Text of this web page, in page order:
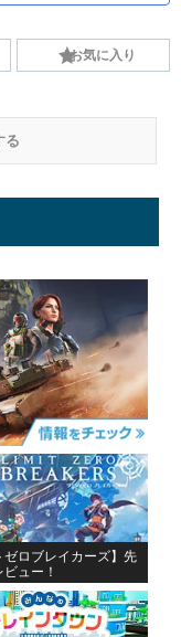
お気に入り
る
ゼロブレイカーズ】先
ュー！